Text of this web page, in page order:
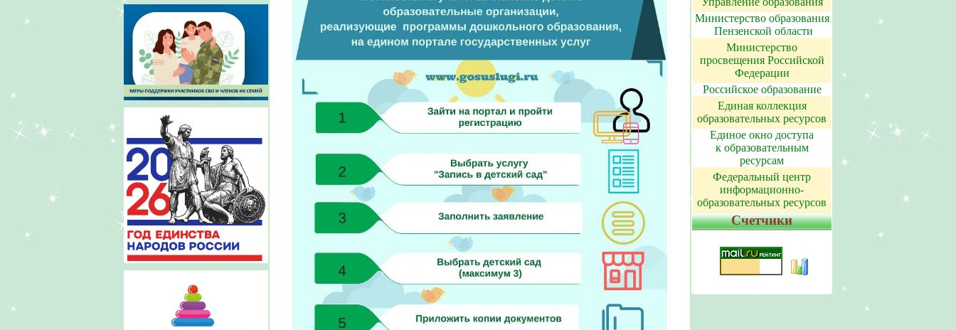
Министерство образования
Пензенской области
Министерство
просвещения Российской
Федерации
Российское образование
Единая коллекция
образовательных ресурсов
Единое окно доступа
к образовательным
ресурсам
Федеральный центр
информационно-
образовательных ресурсов
Счетчики